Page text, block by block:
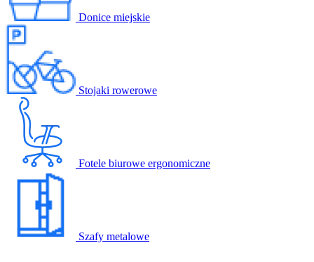
Donice miejskie
Stojaki rowerowe
Fotele biurowe ergonomiczne
Szafy metalowe